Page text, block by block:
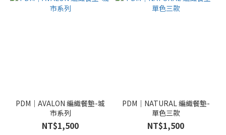
PDM｜AVALON 編織餐墊-城
市系列
NT$1,500
PDM｜NATURAL 編織餐墊-
單色三款
NT$1,500